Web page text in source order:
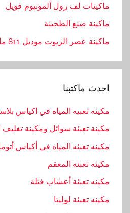
ا
ل
ئ
ل
م
د
س
ماكينات لف رول ألمونيوم فويل
ماكينة صنع الطحينة
ماكينة عصر الزيوت موديل 811 ماركة المهندس منسي
احدث ماكتبنا
مكينه تعبيه المياه في اكياس
مكينة تعبئة سوائل ومكينة
مكينه تعبئه المياه في أكياس
مكينه تعبئه المعقم
مكينه تعبئة أعشاب فتلة
مكينه تعبئة لوليتا